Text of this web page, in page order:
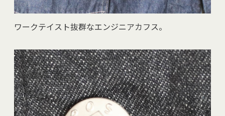
ワークテイスト抜群なエンジニアカフス。